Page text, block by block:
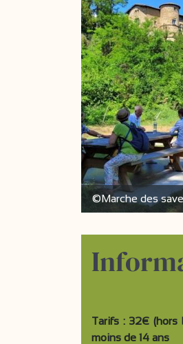
©Marche des
Tarifs : 32€ (hors
moins de 14 ans